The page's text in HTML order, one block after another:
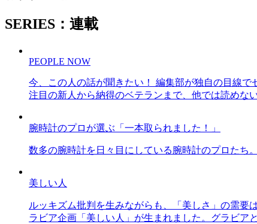
SERIES：連載
PEOPLE NOW
今、この人の話が聞きたい！ 編集部が独自の目線
注目の新人から納得のベテランまで、他では読めな
腕時計のプロが選ぶ「一本取られました！」
数多の腕時計を日々目にしている腕時計のプロたち
美しい人
ルッキズム批判を生みながらも、「美しさ」の需
ラビア企画「美しい人」が生まれました。グラビア